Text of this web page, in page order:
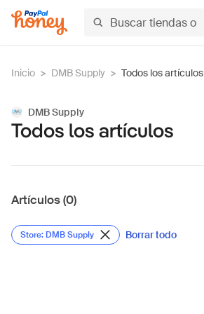
Inicio > DMB Supply > Todos los artículos
DMB Supply
Todos los artículos
Artículos (0)
Store: DMB Supply Borrar todo